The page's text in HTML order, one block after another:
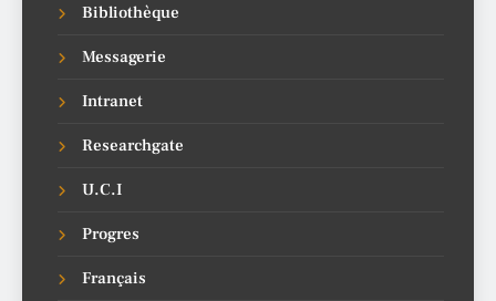
Bibliothèque
Messagerie
Intranet
Researchgate
U.C.I
Progres
Français